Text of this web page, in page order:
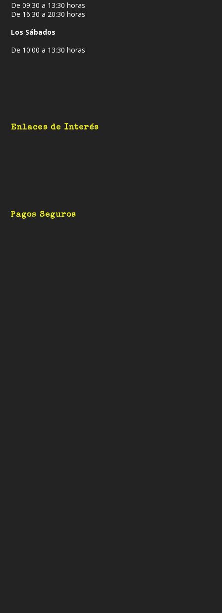
De 09:30 a 13:30 horas
De 16:30 a 20:30 horas
Los Sábados
De 10:00 a 13:30 horas
Enlaces de Interés
Pagos Seguros